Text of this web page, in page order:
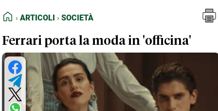
FEED RSS
NORMATIVE DEONTOLOGICHE
TERMINI e CONDIZIONI
HOME
ARTICOLI SOCIETÀ
Ferrari porta la moda in 'officina'